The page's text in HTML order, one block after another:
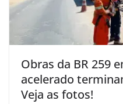
Obras da BR 259
acelerado
Veja as fotos!